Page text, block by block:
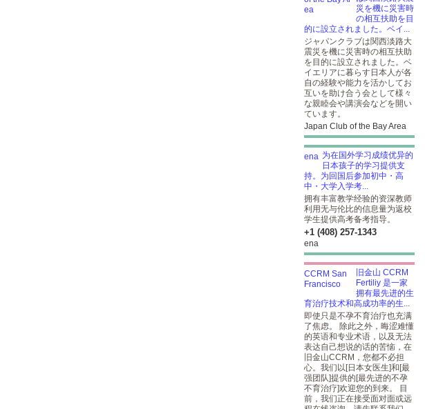
災を機に災害時
の相互扶助を目
的に設立されました。ベイ...
ジャパンクラブは関西淡路大
震災を機に災害時の相互扶助
を目的に設立されました。ベ
イエリアに暮らす日本人が各
自の経験や能力を活かしてお
互いを助け合う会として様々
な親睦会や講演会などを開い
ています。
Japan Club of the Bay Area
为在国外学习成绩优异的
日本孩子的学习提供支
持。为回国后参加初中・高
中・大学入学考...
拥有丰富教学经验的资深教师
利用无与伦比的信息量为返校
学生提供高考备考指导。
+1 (408) 257-1343
ena
旧金山 CCRM
Fertiliy 是一家
拥有最先进的生
育治疗技术和高成功率的生...
即使只是不孕不育治疗也充满
了焦虑。 除此之外，晦涩难懂
的英语和专业术语，以及无法
表达自己想说的话的苦恼，在
旧金山CCRM，您都不必担
心。我们以[日本女医生]和[最
强团队]提供的[最先进的不孕
不育治疗]欢迎您的到来。 目
前，我们正在接受面对面或远